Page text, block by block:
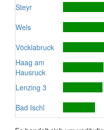
Steyr
Wels
Vöcklabruck
Haag am
Hausruck
Lenzing 3
Bad Ischl